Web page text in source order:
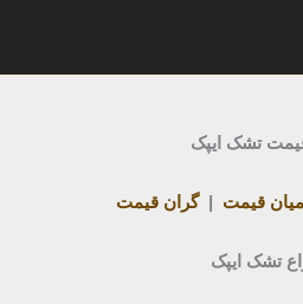
تشک ایپک
میان قیمت |گران قیمت
تشک ایپک